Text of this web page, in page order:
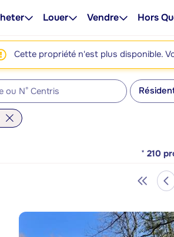
Louer Vendre Hors
Cette propriété n'est plus disponible.
* 210